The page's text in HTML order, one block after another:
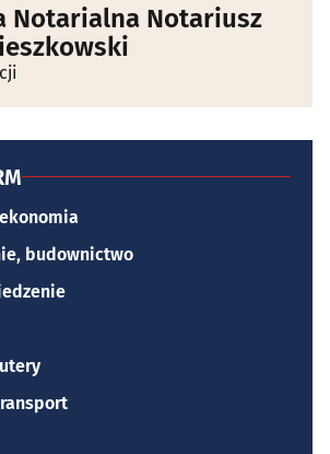
Notarialna Notariusz
budownictwo